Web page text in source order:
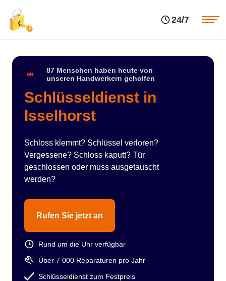
24/7
87 Menschen haben heute von
unseren Handwerkern geholfen
Schlüsseldienst in
Isselhorst
Schloss klemmt? Schlüssel verloren?
Vergessene? Schloss kaputt? Tür
geschlossen oder muss ausgetauscht
werden?
Rufen Sie jetzt an
Rund um die Uhr verfügbar
Über 7 000 Reparaturen pro Jahr
Schlüsseldienst zum Festpreis